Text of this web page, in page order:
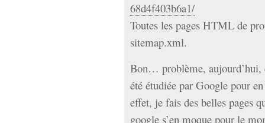
68d4f403b6a1/
Toutes les pages HTML de
sitemap.xml.
Bon… problème, aujourd’hui,
été étudiée par Google pour
effet, je fais des belles pages
google s’en moque pour le